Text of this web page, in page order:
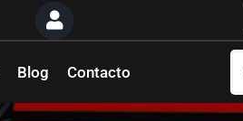
Blog Contacto